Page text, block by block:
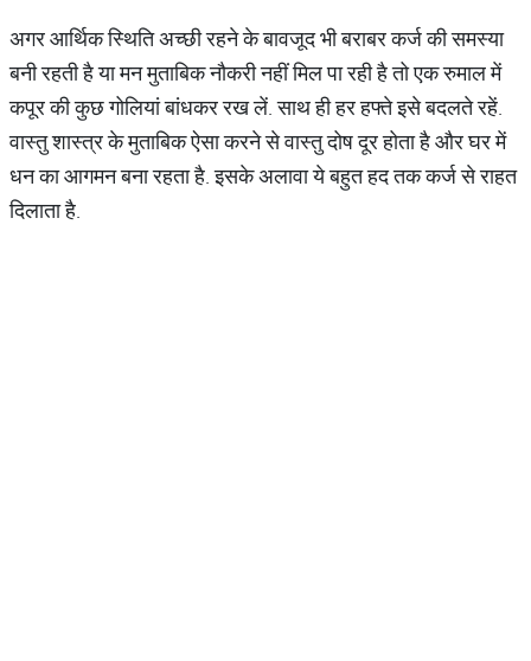
अगर आर्थिक स्थिति अच्छी रहने के बावजूद भी बराबर कर्ज की समस्या
बनी रहती है या मन मुताबिक नौकरी नहीं मिल पा रही है तो एक रुमाल में
कपूर की कुछ गोलियां बांधकर रख लें. साथ ही हर हफ्ते इसे बदलते रहें.
वास्तु शास्त्र के मुताबिक ऐसा करने से वास्तु दोष दूर होता है और घर में
धन का आगमन बना रहता है. इसके अलावा ये बहुत हद तक कर्ज से राहत
दिलाता है.